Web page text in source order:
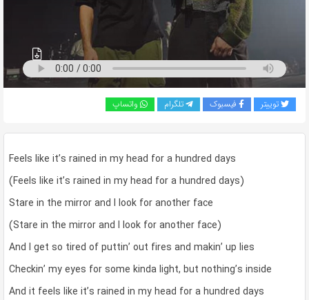
توییتر فیسبوک تلگرام واتساپ
Feels like it’s rained in my head for a hundred days
(Feels like it’s rained in my head for a hundred days)
Stare in the mirror and I look for another face
(Stare in the mirror and I look for another face)
And I get so tired of puttin’ out fires and makin’ up lies
Checkin’ my eyes for some kinda light, but nothing’s inside
And it feels like it’s rained in my head for a hundred days